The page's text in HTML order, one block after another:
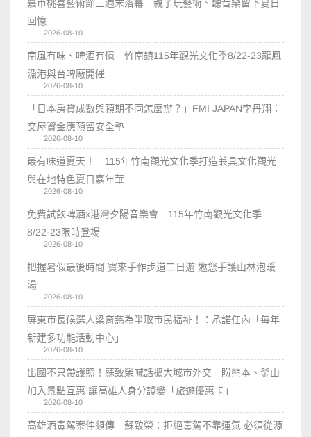
嘉市桃喜藝術節三週末落幕 親子玩藝術、聽音樂留下夏日
回憶
2026-08-10
南風有味、啤酒有憶 竹南鎮115年觀光文化季8/22-23龍鳳
漁港與台啤廠開催
2026-08-10
「日本房貸成數與預期不同怎麼辦？」FMI JAPAN李丹翔：
交屋資金應預留安全墊
2026-08-10
最有味道夏天！ 115年竹南觀光文化季打造兼具文化觀光
與在地特色夏日嘉年華
2026-08-10
免費試飲啤酒x港灣夕陽音樂會 115年竹南觀光文化季
8/22-23限時登場
2026-08-10
把握暑假最後時間 寶來手作步道二日遊 邀您手護山林泡暖
湯
2026-08-10
屏東市長候選人梁育慈為爭取市民福祉！：承諾任內「每年
新建多功能活動中心」
2026-08-10
出國不只帶護照！蘇致榮喊話擴大城市外交 盼熊本、釜山
加入景點互惠 讓高雄人身分證變「旅遊優惠卡」
2026-08-10
高雄酒毒駕案件頻傳 蘇致榮：拒絕毒駕不靠運氣 必須從源